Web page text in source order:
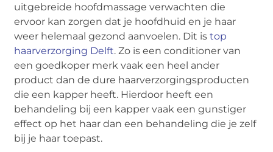
uitgebreide hoofdmassage verwachten die
ervoor kan zorgen dat je hoofdhuid en je haar
weer helemaal gezond aanvoelen. Dit istop
haarverzorging Delft. Zo is een conditioner van
een goedkoper merk vaak een heel ander
product dan de dure haarverzorgingsproducten
die een kapper heeft. Hierdoor heeft een
behandeling bij een kapper vaak een gunstiger
effect op het haar dan een behandeling die je zelf
bij je haar toepast.